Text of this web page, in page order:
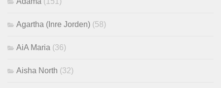
Agartha (Inre Jorden) (58)
AiA Maria (36)
Aisha North (32)